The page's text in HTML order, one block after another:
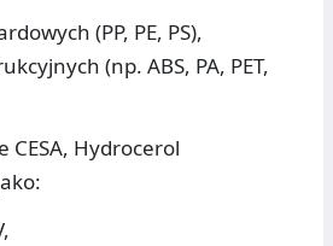
(PP, PE, PS),
(np. ABS, PA, PET,
CESA, Hydrocerol